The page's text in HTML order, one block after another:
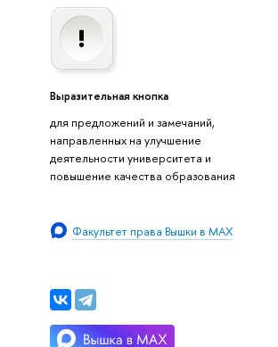
Выразительная кнопка
для предложений и замечаний,
направленных на улучшение
деятельности университета и
повышение качества образования
Факультет права Вышки в MAX